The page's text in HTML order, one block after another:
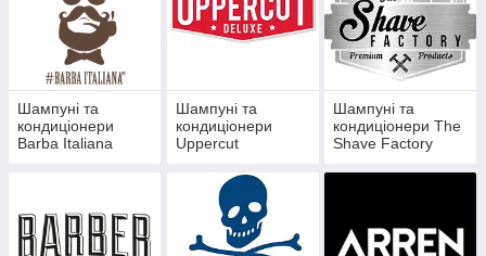
Шампуні та
кондиціонери
Barba Italiana
Шампуні та
кондиціонери
Uppercut
Шампуні та
кондиціонери The
Shave Factory